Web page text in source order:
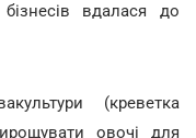
вдалася до
(креветка
овочі для